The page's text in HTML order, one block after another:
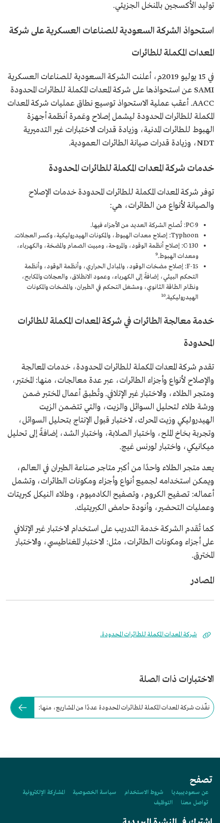
توليد الأكسجين بالمنخل الجزيئي.
استحواذ الشركة السعودية للصناعات العسكرية على شركة
المعدات المكملة للطائرات
في 15 يوليو 2019م، أعلنت الشركة السعودية للصناعات العسكرية
SAMI عن استحواذها على شركة المعدات المكملة للطائرات المحدودة
AACC. أعقب عملية الاستحواذ توسيع نطاق عمليات شركة المعدات
المكملة للطائرات المحدودة ليشمل إصلاح وعَمرة أنظمة أجهزة
الهبوط للطائرات المدنية، وزيادة قدرات الاختبارات غير التدميرية
NDT، وزيادة قدرات صيانة الطائرات العمودية.
خدمات شركة المعدات المكملة للطائرات المحدودة
توفر شركة المعدات المكملة للطائرات المحدودة خدمات الإصلاح
والصيانة لأنواع من الطائرات، هي:
PC-9: تُصلح الشركة العديد من الأجزاء فيها.
Typhoon: إصلاح معدات الهبوط، والمكونات الهيدروليكية، وكسر العجلات.
C-130: إصلاح أنظمة الوقود، والمروحة، ومبيت الصمام والمضخة، والكهرباء،
ومعدات الهبوط.9
F-15: إصلاح مضخات الوقود، والمبادل الحراري، وأنظمة الوقود، وأنظمة
التحكم البيئي، إضافةً إلى الكهرباء، وعمود الانطلاق، والعجلات والمكابح،
ونظام الطاقة الثانوي، ومشغل التحكم في الطيران، والمضخات والمكونات
الهيدروليكية.10
خدمة معالجة الطائرات في شركة المعدات المكملة للطائرات
المحدودة
تقدم شركة المعدات المكملة للطائرات المحدودة، خدمات المعالجة
والإصلاح لأنواع وأجزاء الطائرات، عبر عدة معالجات، منها: المختبر،
ومتجر الطلاء، والاختبار غير الإتلافي. وتُطبق أعمال المختبر ضمن
ورشة طلاء لتحليل السوائل والزيت، والتي تتضمن الزيت
الهيدروليكي وزيت المحرك، لاختبار قبول الإنتاج بتحليل السوائل،
وتجربة بخاخ الملح، واختبار الصلابة، واختبار الشد، إضافةً إلى تحليل
ميكانيكي، واختبار لورنس غيج.
يعد متجر الطلاء واحدًا من أكبر متاجر صناعة الطيران في العالم،
ويمكن استخدامه لجميع أنواع وأجزاء ومكونات الطائرات، وتشمل
أعماله: تصفيح الكروم، وتصفيح الكادميوم، وطلاء النيكل كبريتات
وعمليات التحضير، وأنودة حامض الكبريتيك.
كما تُقدم الشركة خدمة التدريب على استخدام الاختبار غير الإتلافي
على أجزاء ومكونات الطائرات، مثل: الاختبار المغناطيسي، والاختبار
المخترق.
المصادر
شركة المعدات المكملة للطائرات المحدودة.
الاختبارات ذات الصلة
نفّذت شركة المعدات المكملة للطائرات المحدودة عددًا من المشاريع، منها:
تصفح
عن سعوديبيديا شروط الاستخدام سياسة الخصوصية
المشاركة الإلكترونية
تواصل معنا
التوظيف